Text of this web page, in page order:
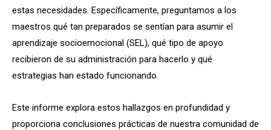
estas necesidades. Específicamente, preguntamos a los
maestros qué tan preparados se sentían para asumir el
aprendizaje socioemocional (SEL), qué tipo de apoyo
recibieron de su administración para hacerlo y qué
estrategias han estado funcionando.
Este informe explora estos hallazgos en profundidad y
proporciona conclusiones prácticas de nuestra comunidad de